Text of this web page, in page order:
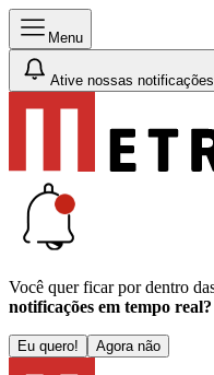
Menu
Ative nossas notificações
Você quer ficar por dentro
notificações em tempo real?
Eu quero! Agora não